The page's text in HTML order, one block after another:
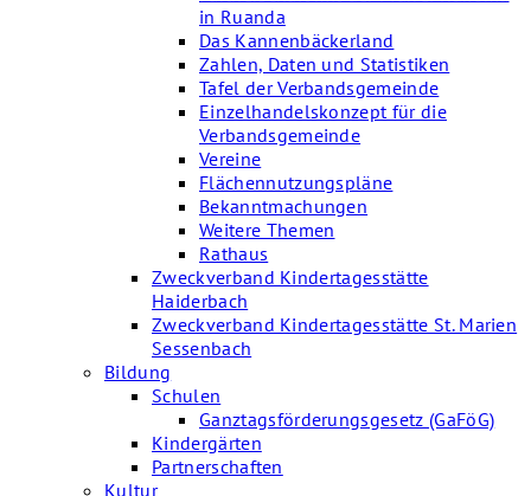
in Ruanda
Das Kannenbäckerland
Zahlen, Daten und Statistiken
Tafel der Verbandsgemeinde
Einzelhandelskonzept für die
Verbandsgemeinde
Vereine
Flächennutzungspläne
Bekanntmachungen
Weitere Themen
Rathaus
Zweckverband Kindertagesstätte
Haiderbach
Zweckverband Kindertagesstätte St. Marien
Sessenbach
Bildung
Schulen
Ganztagsförderungsgesetz (GaFöG)
Kindergärten
Partnerschaften
Kultur